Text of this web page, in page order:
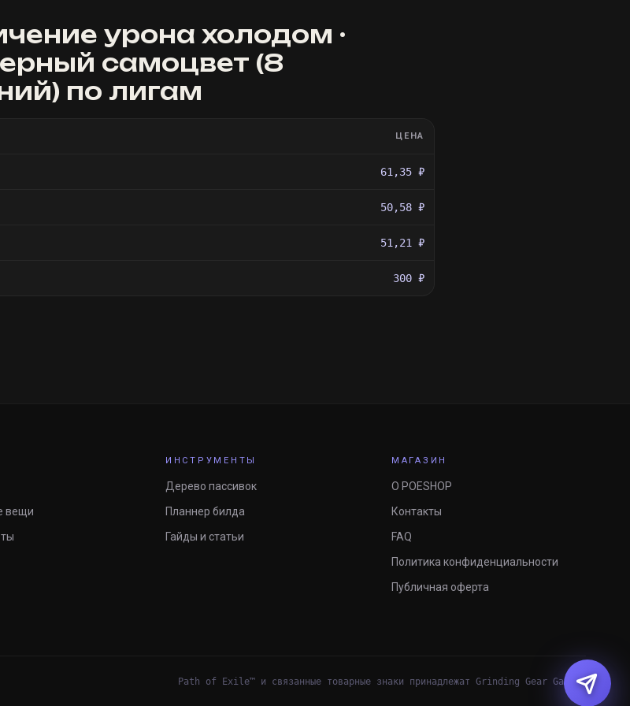
урона холодом ·
самоцвет (8
по лигам
ЦЕНА
61,35 ₽
50,58 ₽
51,21 ₽
300 ₽
вещи
ИНСТРУМЕНТЫ
Дерево пассивок
Планнер билда
Гайды и статьи
МАГАЗИН
О POESHOP
Контакты
FAQ
Политика конфиденциальности
Публичная оферта
Path of Exile™ и связанные товарные знаки принадлежат Grinding Gear Games.